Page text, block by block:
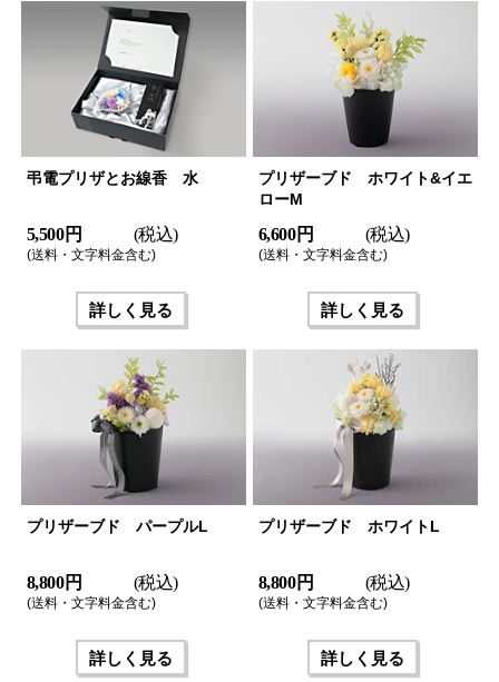
弔電プリザとお線香 水
5,500 円 (税込)
(送料・文字料金含む)
詳しく見る
プリザーブド ホワイト&イエ
ローM
6,600 円 (税込)
(送料・文字料金含む)
詳しく見る
プリザーブド パープルL
8,800 円 (税込)
(送料・文字料金含む)
詳しく見る
プリザーブド ホワイトL
8,800 円 (税込)
(送料・文字料金含む)
詳しく見る